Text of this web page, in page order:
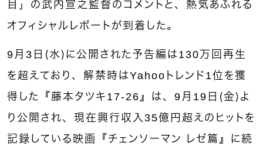
目」の武内宣之監督のコメントと、熱気あふれる
オフィシャルレポートが到着した。
9月3日（水）に公開された予告編は130万回再生
を超えており、解禁時はYahooトレンド1位を獲
得した『藤本タツキ17-26』は、9月19日（金）よ
り公開され、現在興行収入35億円超えのヒットを
記録している映画『チェンソーマン レゼ篇』に続